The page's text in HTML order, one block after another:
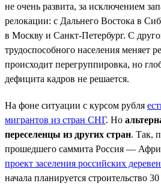
не очень развита, за исключением
релокации: с Дальнего Востока в
в Москву и Санкт-Петербург. С
трудоспособного населения меняет
происходит перегруппировка, но
дефицита кадров не решается.
На фоне ситуации с курсом рубля
мигрантов из стран СНГ. Но
переселенцы из других стран. Так,
прошедшего саммита Россия —
проект заселения российских
начала планируется строительство